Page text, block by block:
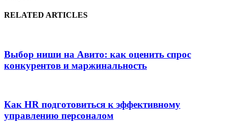
RELATED ARTICLES
Выбор ниши на Авито: как оценить спрос
конкурентов и маржинальность
Как HR подготовиться к эффективному
управлению персоналом